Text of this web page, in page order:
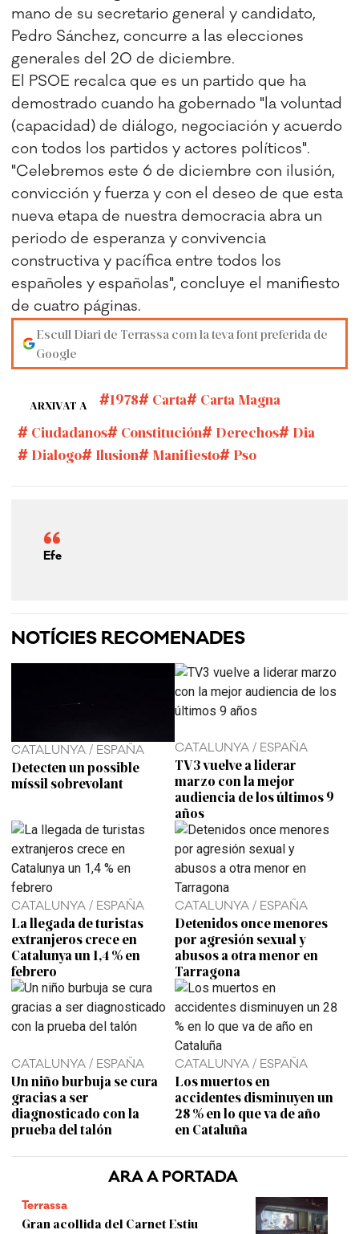
ARA A PORTADA
Terrassa
Gran acollida del Carnet Estiu
mano de su secretario general y candidato,
Pedro Sánchez, concurre a las elecciones
generales del 20 de diciembre.
El PSOE recalca que es un partido que ha
demostrado cuando ha gobernado "la voluntad
(capacidad) de diálogo, negociación y acuerdo
con todos los partidos y actores políticos".
"Celebremos este 6 de diciembre con ilusión,
convicción y fuerza y con el deseo de que esta
nueva etapa de nuestra democracia abra un
periodo de esperanza y convivencia
constructiva y pacífica entre todos los
españoles y españolas", concluye el manifiesto
de cuatro páginas.
Escull Diari de Terrassa com la teva font preferida de
Google
ARXIVAT A 1978 Carta
Carta Magna
Ciudadanos
Constitución Derechos
Dia
Dialogo
Ilusion Manifiesto Pso
Efe
NOTÍCIES RECOMENADES
CATALUNYA / ESPAÑA
Detecten un possible
míssil sobrevolant
CATALUNYA / ESPAÑA
TV3 vuelve a liderar
marzo con la mejor
audiencia de los últimos 9
años
CATALUNYA / ESPAÑA
La llegada de turistas
extranjeros crece en
Catalunya un 1,4 % en
febrero
CATALUNYA / ESPAÑA
Detenidos once menores
por agresión sexual y
abusos a otra menor en
Tarragona
CATALUNYA / ESPAÑA
Un niño burbuja se cura
gracias a ser
diagnosticado con la
prueba del talón
CATALUNYA / ESPAÑA
Los muertos en
accidentes disminuyen un
28 % en lo que va de año
en Cataluña